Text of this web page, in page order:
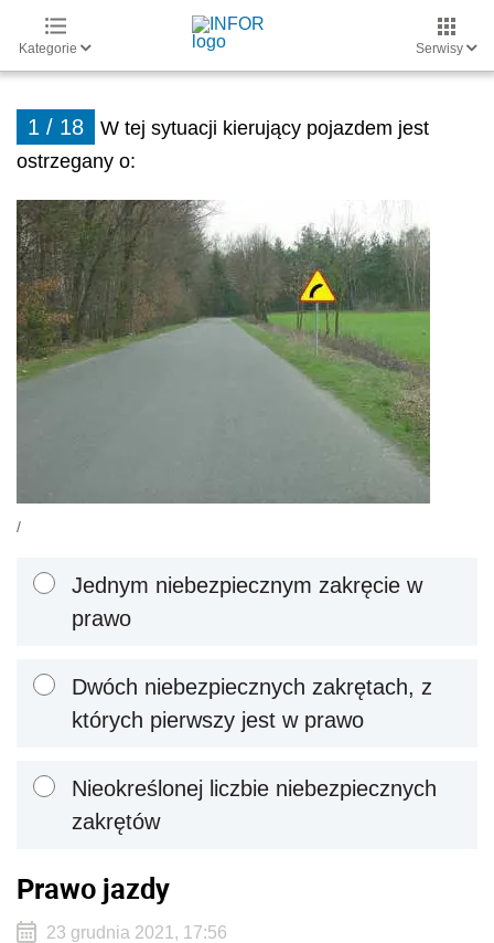
Kategorie Serwisy
1 / 18
W tej sytuacji kierujący pojazdem jest
ostrzegany o:
/
Jednym niebezpiecznym zakręcie w
prawo
Dwóch niebezpiecznych zakrętach, z
których pierwszy jest w prawo
Nieokreślonej liczbie niebezpiecznych
zakrętów
Prawo jazdy
23 grudnia 2021, 17:56